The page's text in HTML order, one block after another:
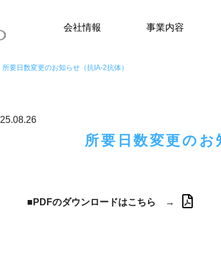
会社情報 事業内容
所要日数変更のお知らせ（抗IA-2抗体）
所要日数変更の
のダウンロードはこちら →